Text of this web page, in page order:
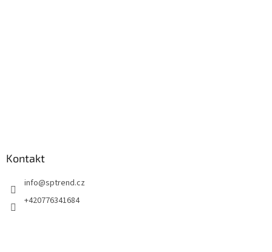
Kontakt
info@sptrend.cz
+420776341684